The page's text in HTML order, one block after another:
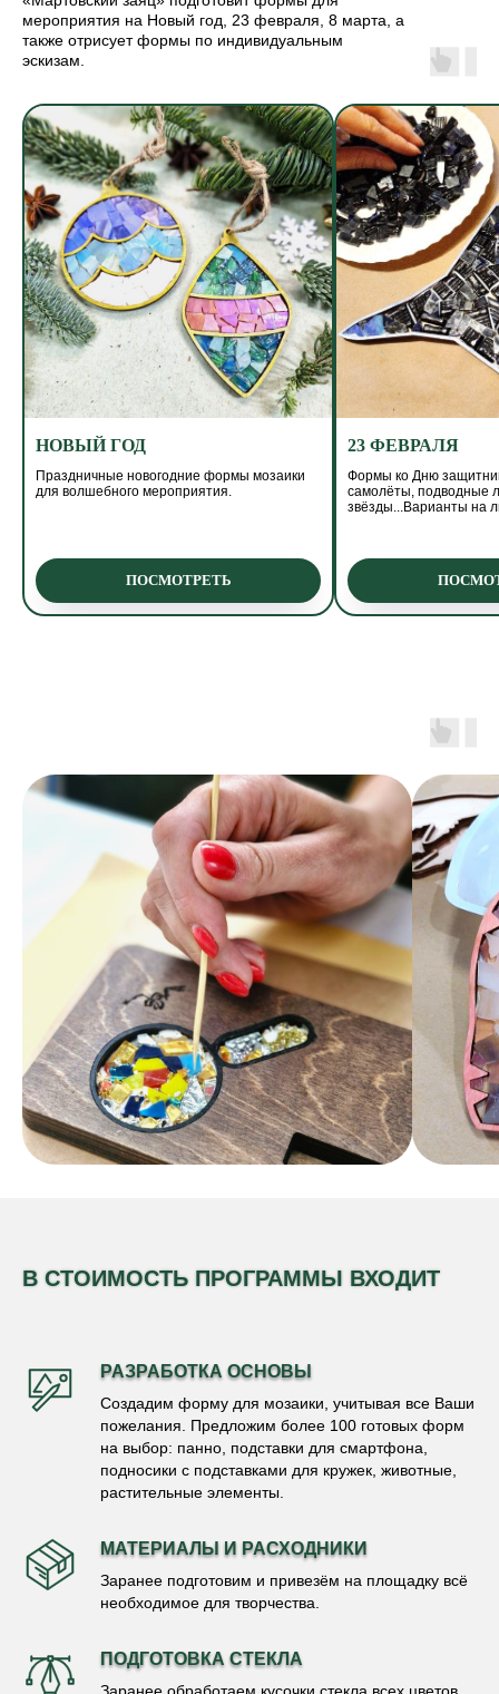
мероприятия на Новый год, 23 февраля, 8 марта, а
также отрисует формы по индивидуальным
эскизам.
НОВЫЙ ГОД
Праздничные новогодние формы мозаики
для волшебного мероприятия.
ПОСМОТРЕТЬ
23 ФЕВРАЛЯ
Формы ко Дню
самолёты, подводные
звёзды...Варианты на
В СТОИМОСТЬ ПРОГРАММЫ ВХОДИТ
РАЗРАБОТКА ОСНОВЫ
Создадим форму для мозаики, учитывая все Ваши
пожелания. Предложим более 100 готовых форм
на выбор: панно, подставки для смартфона,
подносики с подставками для кружек, животные,
растительные элементы.
МАТЕРИАЛЫ И РАСХОДНИКИ
Заранее подготовим и привезём на площадку всё
необходимое для творчества.
ПОДГОТОВКА СТЕКЛА